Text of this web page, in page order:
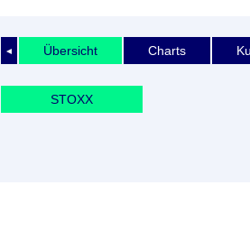
◄ Übersicht Charts
STOXX